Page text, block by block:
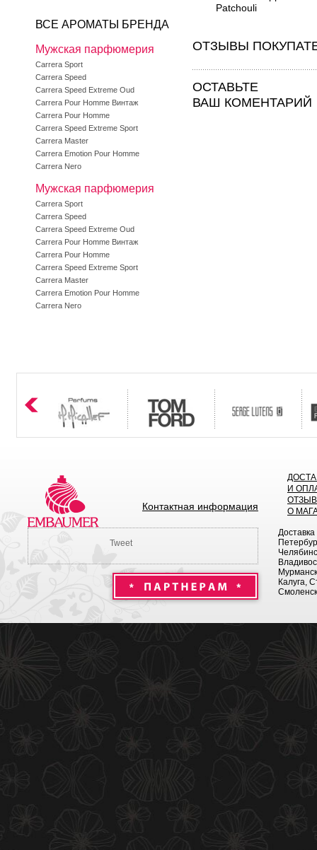
Patchouli
ОТЗЫВЫ
ОСТАВЬТЕ
ВАШ КОМЕНТАРИЙ
ВСЕ АРОМАТЫ БРЕНДА
Мужская парфюмерия
Carrera Sport
Carrera Speed
Carrera Speed Extreme Oud
Carrera Pour Homme Винтаж
Carrera Pour Homme
Carrera Speed Extreme Sport
Carrera Master
Carrera Emotion Pour Homme
Carrera Nero
Мужская парфюмерия
Carrera Sport
Carrera Speed
Carrera Speed Extreme Oud
Carrera Pour Homme Винтаж
Carrera Pour Homme
Carrera Speed Extreme Sport
Carrera Master
Carrera Emotion Pour Homme
Carrera Nero
Контактная информация
И
О
Tweet
Калуга,